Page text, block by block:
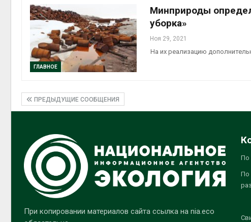
ГЛАВНОЕ
Минприроды
уборка»
Ноя 29, 2021
На их реализацию
ПРЕДЫДУЩИЕ СООБЩЕНИЯ
При копировании материалов сайта ссылка на nia.eco
По
По